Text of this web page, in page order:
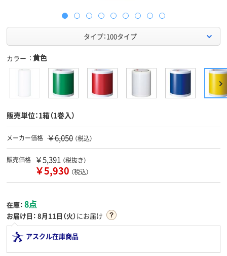
タイプ：100タイプ
カラー 黄色
販売単位：1箱（1巻入）
メーカー価格 ￥6,050 （税込）
販売価格 ￥5,391 （税抜き）
￥5,930 （税込）
在庫： 8点
お届け日： 8月11日（火）にお届け
アスクル在庫商品